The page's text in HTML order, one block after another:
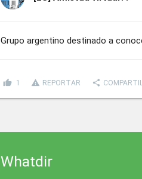
Grupo argentino destinado a
thumb_up 1 report_problem REPORTAR share
Whatdir